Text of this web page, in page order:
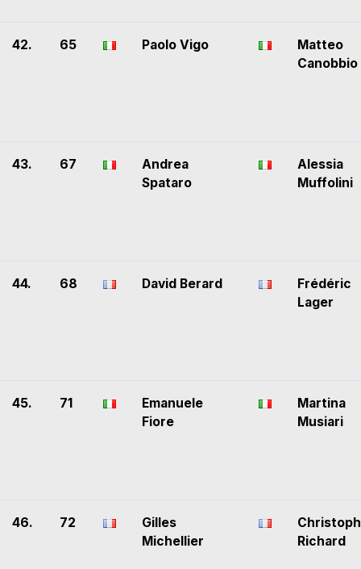
42. 65 Paolo Vigo
Matteo
Canobbio
43. 67
Andrea
Spataro
Alessia
Muffolini
44. 68 David Berard
Frédéric
Lager
45. 71
Emanuele
Fiore
Martina
Musiari
46. 72
Gilles
Michellier
Richard